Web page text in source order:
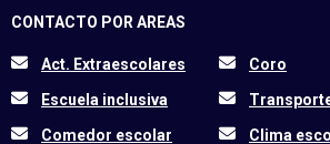
CONTACTO POR AREAS
Act. Extraescolares
Coro
Escuela inclusiva
Comedor escolar
Clima